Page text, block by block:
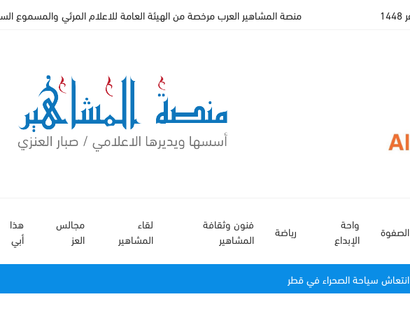
منصة المشاهير العرب مرخصة من الهيئة العامة للاعلام المرئي والمسموع
الصفوة
واحة
الإبداع
رياضة
فنون وثقافة
المشاهير
لقاء
المشاهير
مجالس
العز
هذا
أبي
انتعاش سياحة الصحراء في قطر